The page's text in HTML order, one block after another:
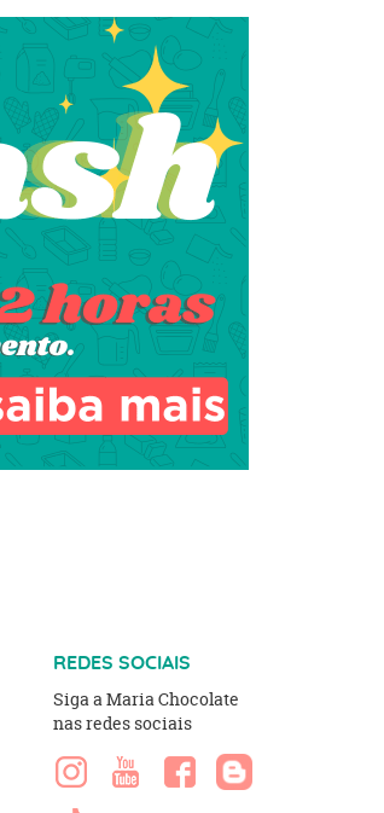
REDES SOCIAIS
Siga a Maria Chocolate
nas redes sociais